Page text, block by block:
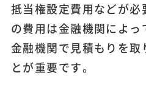
抵当権設定費用などが
の費用は金融機関によ
金融機関で見積もりを
とが重要です。